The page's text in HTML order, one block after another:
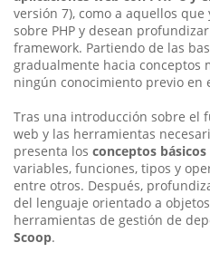
versión 7), como a aquel­los
sobre PHP y desean
framework. Partiendo de las
gradualmente hacia conceptos
ningún conocimiento previo en
Tras una introducción sobre el
web y las herramientas
presenta los conceptos básicos
variables, fun­ciones, tipos y
entre otros. Después,
del lenguaje orientado a
herramientas de gestión de
Scoop.